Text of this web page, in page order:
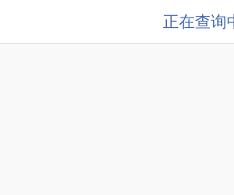
正在查询